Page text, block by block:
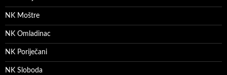
NK Moštre
NK Omladinac
NK Poriječani
NK Sloboda